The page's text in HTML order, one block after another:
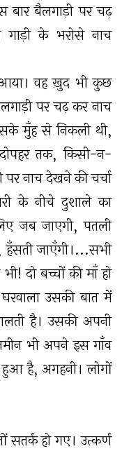
बार बैलगाड़ी पर चढ़
के भरोसे नाच
वह ख़ुद भी कुछ
पर चढ़ कर नाच
मुँह से निकली थी,
तक, किसी-न-
पर नाच देखने की चर्चा
के नीचे दुशाले का
जब जाएगी, पतली
जाएँगी।...सभी
दो बच्चों की माँ हो
उसकी बात में
है। उसकी अपनी
भी अपने इस गाँव
है, अगहनी। लोगों
सतर्क हो गए। उत्कर्ण